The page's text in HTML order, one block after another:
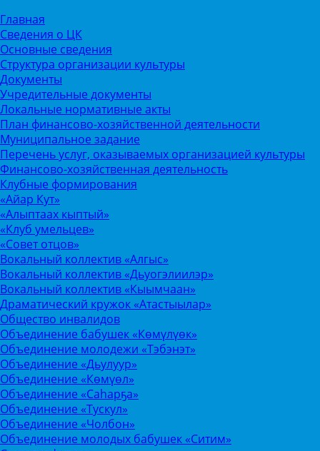
Главная
Сведения о ЦК
Основные сведения
Структура организации культуры
Документы
Учредительные документы
Локальные нормативные акты
План финансово-хозяйственной деятельности
Муниципальное задание
Перечень услуг, оказываемых организацией культуры
Финансово-хозяйственная деятельность
Клубные формирования
«Айар Кут»
«Алыптаах кыптый»
«Клуб умельцев»
«Совет отцов»
Вокальный коллектив «Алгыс»
Вокальный коллектив «Дьуогэлиилэр»
Вокальный коллектив «Кыымчаан»
Драматический кружок «Атастыылар»
Общество инвалидов
Объединение бабушек «Көмүлүөк»
Объединение молодежи «Тэбэнэт»
Объединение «Дьулуур»
Объединение «Көмүөл»
Объединение «Саhарҕа»
Объединение «Тускул»
Объединение «Чолбон»
Объединение молодых бабушек «Ситим»